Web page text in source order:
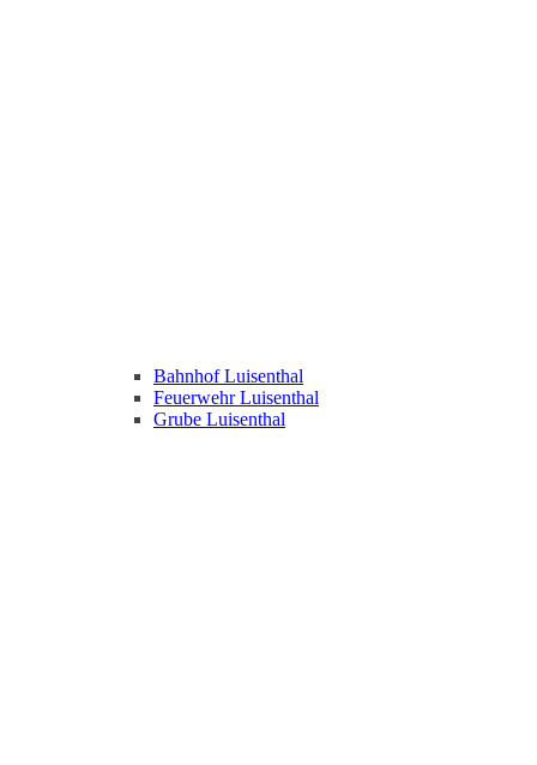
Bahnhof Luisenthal
Feuerwehr Luisenthal
Grube Luisenthal